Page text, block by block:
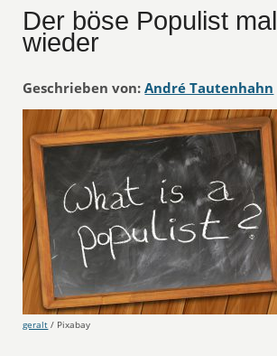
Der böse Populist mal
wieder
Geschrieben von: André Tautenhahn
geralt / Pixabay